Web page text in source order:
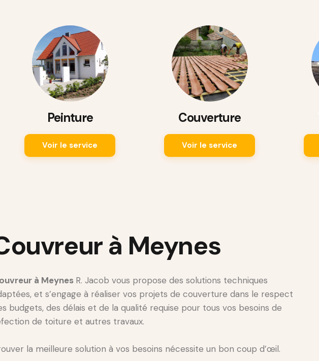
Peinture
Voir le service
Couverture
Voir le service
à Meynes
à Meynes R. Jacob vous propose des solutions techniques
et s’engage à réaliser vos projets de couverture dans le respect
budgets, des délais et de la qualité requise pour tous vos besoins de
de toiture et autres travaux.
la meilleure solution à vos besoins nécessite un bon coup d’œil.